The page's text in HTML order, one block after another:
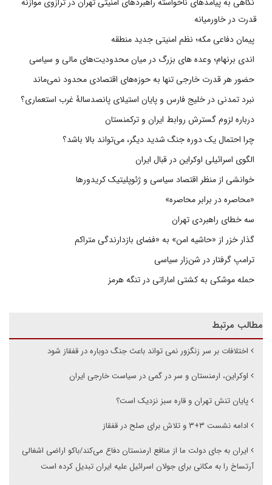
قدرت در خاورمیانه
پیمان دفاعی مکه؛ نظم امنیتی جدید منطقه
اندی برنهام؛ وعده های بزرگ در میان محدودیت‌های مالی و سیاسی
حضور هر قدرت خارجی تنها به حوزه‌های اقتصادی محدود نمی‌ماند
نبرد تمدنی در خلیج فارس و پایان استیلای پانصدسالۀ غرب استعماری؟
درباره لزوم گسترش روابط ایران و ترکمنستان
چرا احتمال یک دوره جنگ شدید دیگر، می‌تواند بالا باشد؟
الگوی اسرائیلی اوکراین در قبال ایران
خوانشی از منظر اقتصاد سیاسی و ژئوپلیتیک کریدورها
«محاصره در برابر محاصره»
سه خطای راهبردی تهران
گذار خزر از «حاشیه امن» به «فضای بازدارندگی متراکم
ترامپ گرفتار در شن‌زار سیاسی
حمله موشکی به کشتی اماراتی در تنگه هرمز
مطالب مرتبط
اختلافات بر سر زنگزور نمی تواند باعث جنگ دوباره در قفقاز شود
اوکراین، ارمنستان و سر در گمی در سیاست خارجی ایران
پایان تنش تهران و قاره سبز نزدیک است؟
ادامه نشست ۳+۳ و تلاش برای صلح در قفقاز
ایران به جای دولت ما از منافع ارمنستان دفاع می‌کند/باکو اراضی اشغالی
آرتساخ را به مکانی برای جولان اسرائیل علیه ایران تبدیل کرده است